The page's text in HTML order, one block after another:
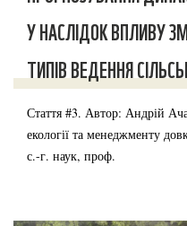
У НАСЛІДОК ВПЛИВУ
ТИПІВ ВЕДЕННЯ
Стаття #3. Автор: Андрій
екології та менеджменту
с.-г. наук, проф.